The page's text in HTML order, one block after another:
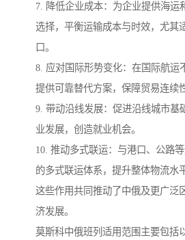
7. 降低企业成本：为企业提供海运
选择，平衡运输成本与时效，尤其
口。
8. 应对国际形势变化：在国际航运
提供可靠替代方案，保障贸易连续
9. 带动沿线发展：促进沿线城市基
业发展，创造就业机会。
10. 推动多式联运：与港口、公路
的多式联运体系，提升整体物流水
这些作用共同推动了中俄及更广泛
济发展。
莫斯科中俄班列适用范围主要包括